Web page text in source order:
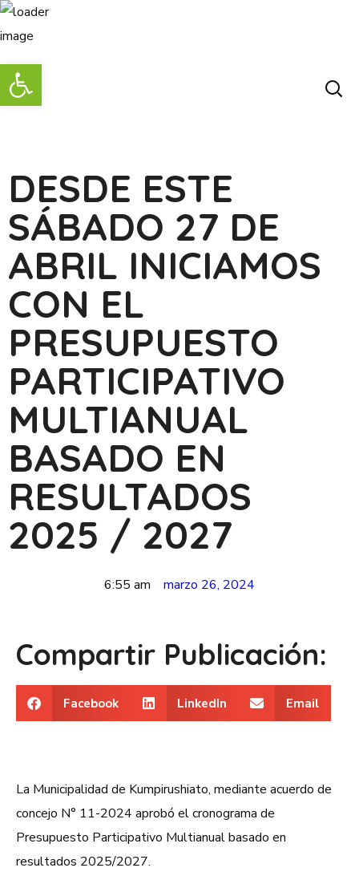
Abrir barra de herramientas
DESDE ESTE
SÁBADO 27 DE
ABRIL INICIAMOS
CON EL
PRESUPUESTO
PARTICIPATIVO
MULTIANUAL
BASADO EN
RESULTADOS
2025 / 2027
6:55 am marzo 26, 2024
Compartir Publicación:
Facebook LinkedIn Email
La Municipalidad de Kumpirushiato, mediante acuerdo de
concejo N° 11-2024 aprobó el cronograma de
Presupuesto Participativo Multianual basado en
resultados 2025/2027.